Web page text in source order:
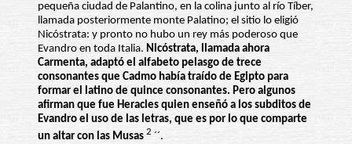
pequeña ciudad de Palantino, en la colina junto al río Tíber,
llamada posteriormente monte Palatino; el sitio lo eligió
Nicóstrata: y pronto no hubo un rey más poderoso que
Evandro en toda Italia. Nicóstrata, llamada ahora
Carmenta, adaptó el alfabeto pelasgo de trece
consonantes que Cadmo había traído de Egipto para
formar el latino de quince consonantes. Pero algunos
afirman que fue Heracles quien enseñó a los subditos de
Evandro el uso de las letras, que es por lo que comparte
un altar con las Musas 2 ´´.